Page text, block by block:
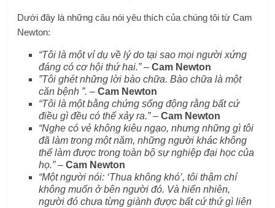
Dưới đây là những câu nói yêu thích của chúng tôi từ Cam
Newton:
“Tôi là một ví dụ về lý do tại sao mọi người xứng
đáng có cơ hội thứ hai.” –Cam Newton
”Tôi ghét những lời bào chữa. Bào chữa là một
căn bệnh ”. –Cam Newton
“Tôi là một bằng chứng sống động rằng bất cứ
điều gì đều có thể xảy ra.” –Cam Newton
“Nghe có vẻ không kiêu ngạo, nhưng những gì tôi
đã làm trong một năm, những người khác không
thể làm được trong toàn bộ sự nghiệp đại học của
họ.” –Cam Newton
“Một người nói: ‘Thua không khó’, tôi thậm chí
không muốn ở bên người đó. Và hiển nhiên,
người đó chưa từng giành được bất cứ thứ gì liên